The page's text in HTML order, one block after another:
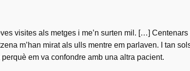
visites als metges i me’n surten mil. […]
m’han mirat als ulls mentre em parlaven. I tan
em va confondre amb una altra pacient.